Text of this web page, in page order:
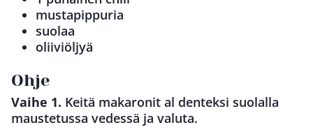
mustapippuria
suolaa
oliiviöljyä
Ohje
Vaihe 1. Keitä makaronit al denteksi suolalla
maustetussa vedessä ja valuta.